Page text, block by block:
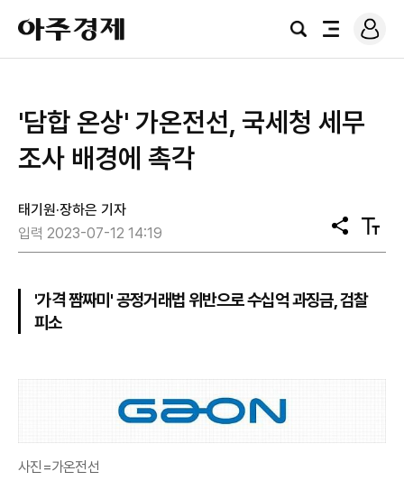
아
주
경
검
전
로
그
'담합 온상' 가온전선, 국세청 세무
조사 배경에 촉각
태기원·장하은 기자
입력 2023-07-12 14:19
공
유
텍
스
'가격 짬짜미' 공정거래법 위반으로 수십억 과징금, 검찰
피소
사진=가온전선